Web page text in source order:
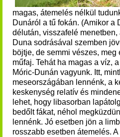
magas, átemelés nélkül
Dunáról a tű fokán. (Amikor a
délután, visszafelé menetben,
Duna sodrásával szemben
böjtje, de semmi vészes,
műfaj. Tehát ha magas a víz,
Móric-Dunán vagyunk. Itt,
meseországában lennénk, a
keskenység relatív és
lehet, hogy libasorban
bedőlt fákat, néhol
lennénk. Jó esetben jön a
rosszabb esetben átemelés.